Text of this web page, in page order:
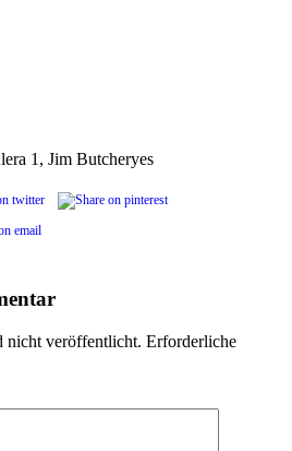
1, Jim Butcheryes
nicht veröffentlicht. Erforderliche